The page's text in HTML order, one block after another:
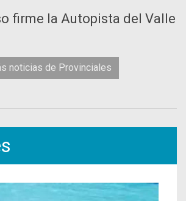
firme la Autopista del Valle
noticias de Provinciales